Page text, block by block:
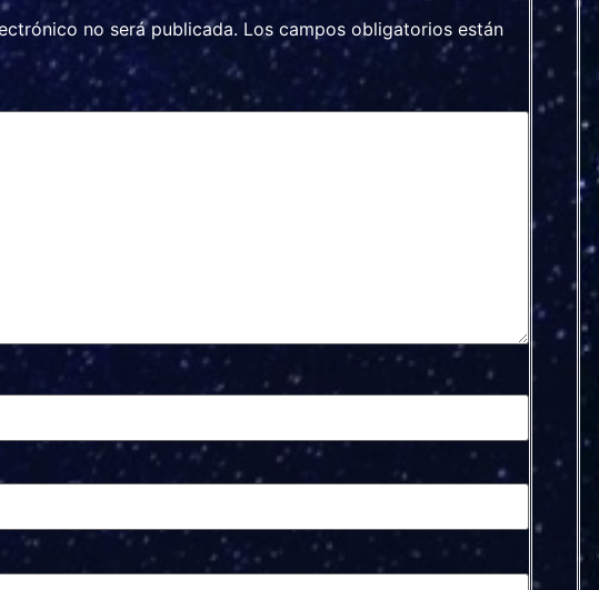
no será publicada. Los campos obligatorios están